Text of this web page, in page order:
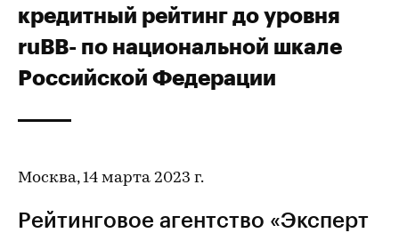
кредитный рейтинг до уровня
ruBB- по национальной шкале
Российской Федерации
Москва, 14 марта 2023 г.
Рейтинговое агентство «Эксперт